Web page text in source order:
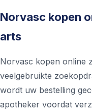
Norvasc kopen
arts
Norvasc kopen online
veelgebruikte
wordt uw bestelling
apotheker voordat